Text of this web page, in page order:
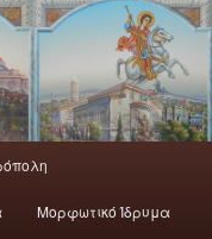
Μορφωτικό Ίδρυμα